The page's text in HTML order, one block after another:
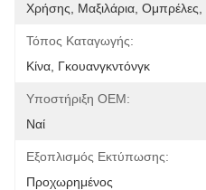
Χρήσης, Μαξιλάρια, Ομπρέλες,
Τόπος Καταγωγής:
Κίνα, Γκουανγκντόνγκ
Υποστήριξη OEM:
Ναί
Εξοπλισμός Εκτύπωσης:
Προχωρημένος